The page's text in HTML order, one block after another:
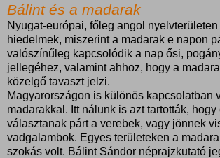
Bálint és a madarak
Nyugat-európai, főleg angol
hiedelmek, miszerint a madarak e napon
valószínűleg kapcsolódik a nap ősi,
jellegéhez, valamint ahhoz, hogy a
közelgő tavaszt jelzi.
Magyarországon is különös kapcsolatban
madarakkal. Itt nálunk is azt tartották, hogy
választanak párt a verebek, vagy jönnek
vadgalambok. Egyes területeken a
szokás volt. Bálint Sándor néprajzkutató